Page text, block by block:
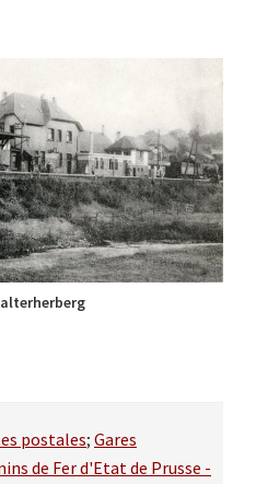
postales; Gares
de Fer d'Etat de Prusse -